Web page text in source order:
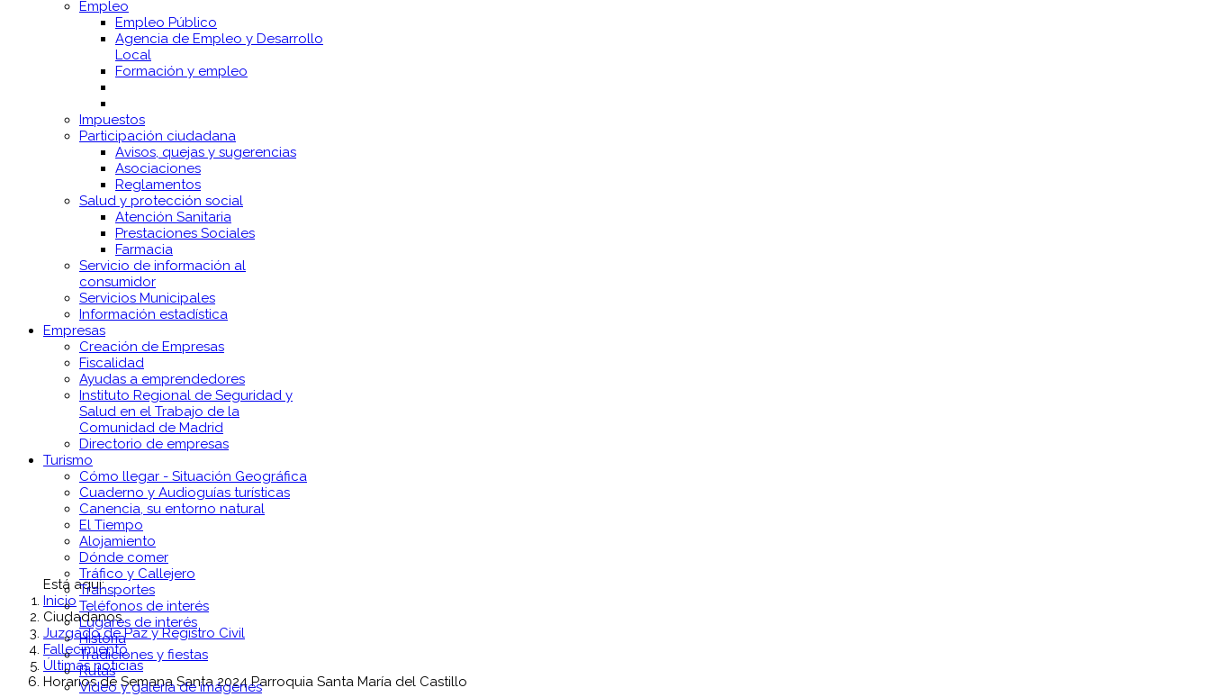
Empleo
Empleo Público
Agencia de Empleo y Desarrollo
Local
Formación y empleo
Impuestos
Participación ciudadana
Avisos, quejas y sugerencias
Asociaciones
Reglamentos
Salud y protección social
Atención Sanitaria
Prestaciones Sociales
Farmacia
Servicio de información al
consumidor
Servicios Municipales
Información estadística
Empresas
Creación de Empresas
Fiscalidad
Ayudas a emprendedores
Instituto Regional de Seguridad y
Salud en el Trabajo de la
Comunidad de Madrid
Directorio de empresas
Turismo
Cómo llegar - Situación Geográfica
Cuaderno y Audioguías turísticas
Canencia, su entorno natural
El Tiempo
Alojamiento
Dónde comer
Tráfico y Callejero
Transportes
Teléfonos de interés
Lugares de interés
Historia
Tradiciones y fiestas
Rutas
Vídeo y galería de imágenes
Está aquí:
Inicio
Ciudadanos
Juzgado de Paz y Registro Civil
Fallecimiento
Últimas noticias
Horarios de Semana Santa 2024 Parroquia Santa María del Castillo